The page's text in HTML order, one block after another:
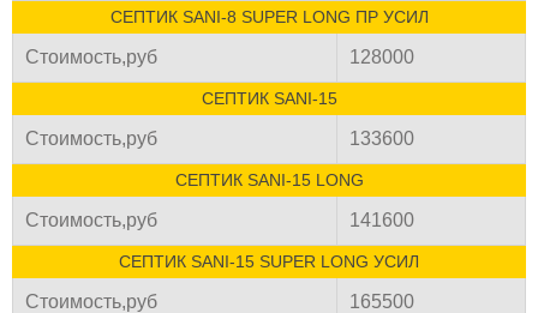
СЕПТИК SANI-8 SUPER LONG ПР УСИЛ
Стоимость,руб 128000
СЕПТИК SANI-15
Стоимость,руб 133600
СЕПТИК SANI-15 LONG
Стоимость,руб 141600
СЕПТИК SANI-15 SUPER LONG УСИЛ
Стоимость,руб 165500